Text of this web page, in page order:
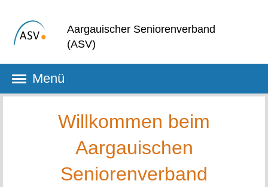
Aargauischer Seniorenverband
(ASV)
Menü
Willkommen beim
Aargauischen
Seniorenverband